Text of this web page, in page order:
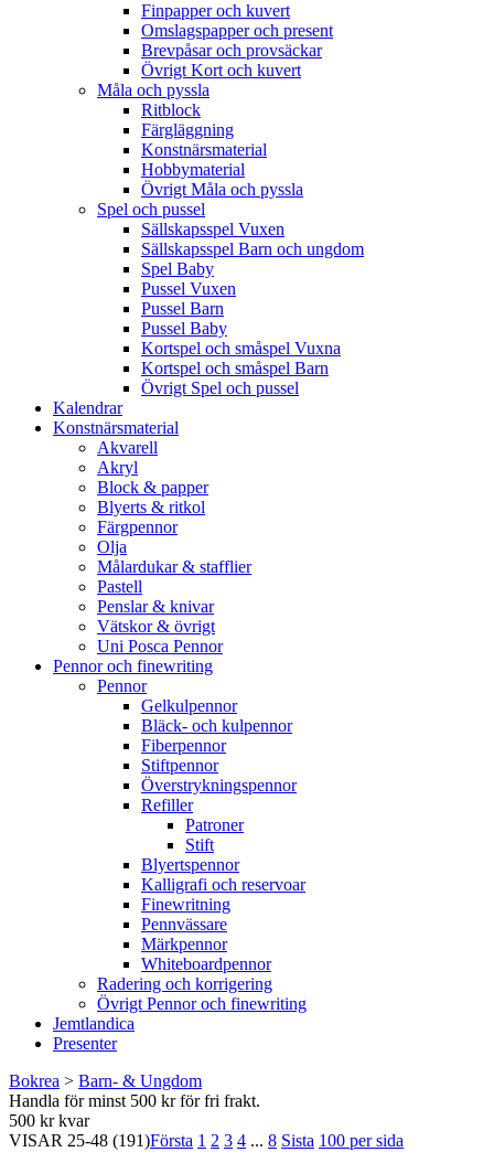
Finpapper och kuvert
Omslagspapper och present
Brevpåsar och provsäckar
Övrigt Kort och kuvert
Måla och pyssla
Ritblock
Färgläggning
Konstnärsmaterial
Hobbymaterial
Övrigt Måla och pyssla
Spel och pussel
Sällskapsspel Vuxen
Sällskapsspel Barn och ungdom
Spel Baby
Pussel Vuxen
Pussel Barn
Pussel Baby
Kortspel och småspel Vuxna
Kortspel och småspel Barn
Övrigt Spel och pussel
Kalendrar
Konstnärsmaterial
Akvarell
Akryl
Block & papper
Blyerts & ritkol
Färgpennor
Olja
Målardukar & stafflier
Pastell
Penslar & knivar
Vätskor & övrigt
Uni Posca Pennor
Pennor och finewriting
Pennor
Gelkulpennor
Bläck- och kulpennor
Fiberpennor
Stiftpennor
Överstrykningspennor
Refiller
Patroner
Stift
Blyertspennor
Kalligrafi och reservoar
Finewritning
Pennvässare
Märkpennor
Whiteboardpennor
Radering och korrigering
Övrigt Pennor och finewriting
Jemtlandica
Presenter
Bokrea > Barn- & Ungdom
Handla för minst 500 kr för fri frakt.
500 kr kvar
VISAR 25-48 (191)Första 1 2 3 4 ... 8 Sista 100 per sida